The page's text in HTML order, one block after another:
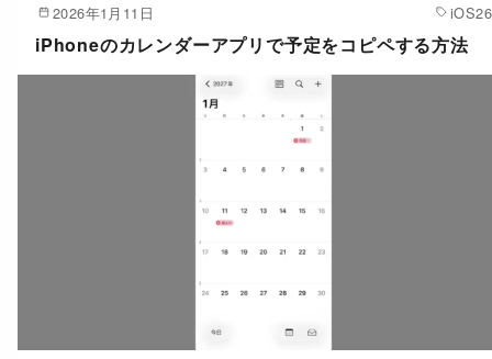
2026年1月11日 iOS26
iPhoneのカレンダーアプリで予定をコピペする方法